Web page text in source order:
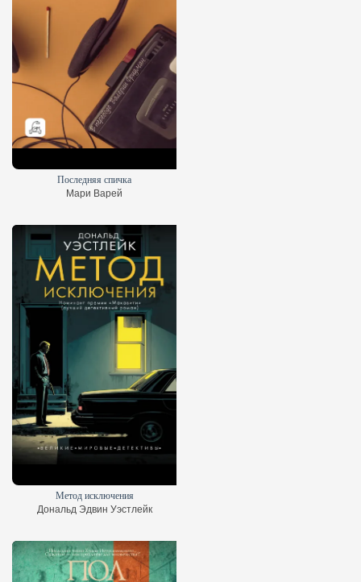
Последняя спичка
Мари Варей
Метод исключения
Дональд Эдвин Уэстлейк